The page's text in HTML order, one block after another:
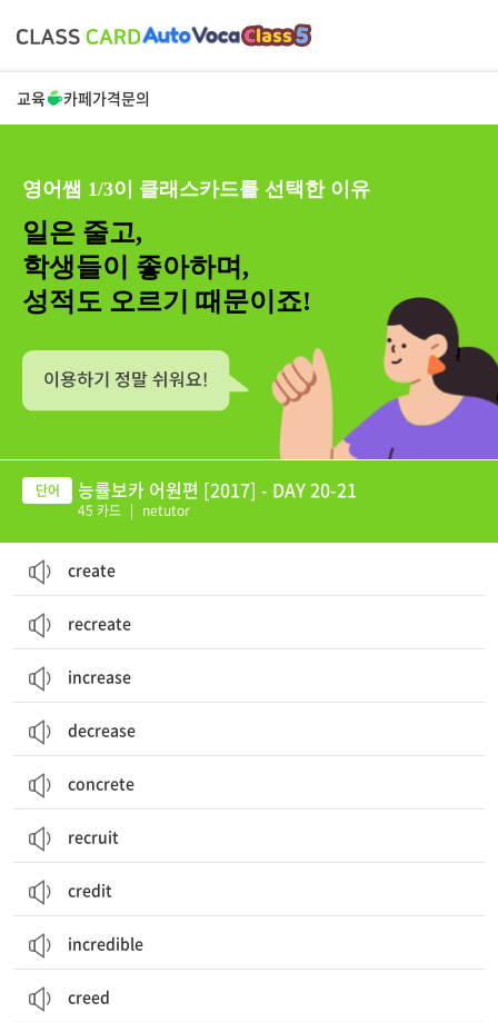
교육 카페가격문의
영어쌤 1/3이 클래스카드를 선택한 이유
일은 줄고,
학생들이 좋아하며,
성적도 오르기 때문이죠!
능률보카 어원편 [2017] - DAY 20-21
45 카드 | netutor
create
recreate
increase
decrease
concrete
recruit
credit
incredible
creed